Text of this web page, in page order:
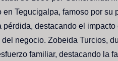
Tegucigalpa, famoso por
pérdida, destacando el
negocio. Zobeida Turcios,
familiar, destacando la